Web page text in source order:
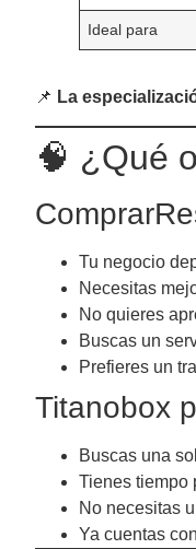
Ideal para
📌 La
🧠 ¿Qué
Tu negocio
Necesitas
No quieres
Buscas un
Prefieres un
Titanobox
Buscas una
Tienes tiempo
No necesitas
Ya cuentas